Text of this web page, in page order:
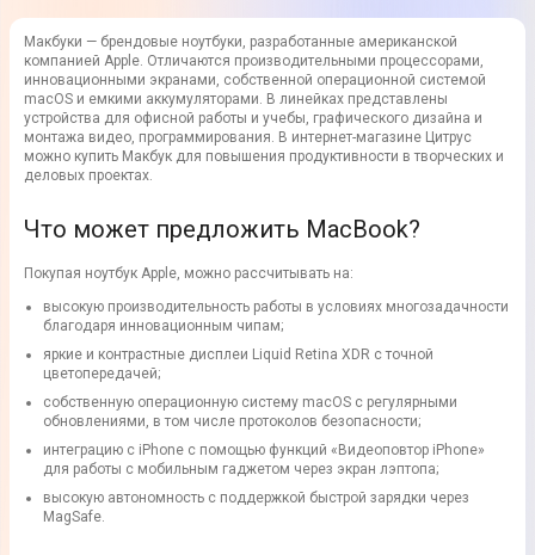
Макбуки — брендовые ноутбуки, разработанные американской
компанией Apple. Отличаются производительными процессорами,
инновационными экранами, собственной операционной системой
macOS и емкими аккумуляторами. В линейках представлены
устройства для офисной работы и учебы, графического дизайна и
монтажа видео, программирования. В интернет-магазине Цитрус
можно купить Макбук для повышения продуктивности в творческих и
деловых проектах.
Что может предложить MacBook?
Покупая ноутбук Apple, можно рассчитывать на:
высокую производительность работы в условиях многозадачности
благодаря инновационным чипам;
яркие и контрастные дисплеи Liquid Retina XDR с точной
цветопередачей;
собственную операционную систему macOS с регулярными
обновлениями, в том числе протоколов безопасности;
интеграцию с iPhone с помощью функций «Видеоповтор iPhone»
для работы с мобильным гаджетом через экран лэптопа;
высокую автономность с поддержкой быстрой зарядки через
MagSafe.